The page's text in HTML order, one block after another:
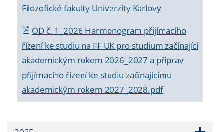
Filozofické fakulty Univerzity Karlovy
OD č. 1_2026 Harmonogram přijímacího
řízení ke studiu na FF UK pro studium začínající
akademickým rokem 2026_2027 a příprav
přijímacího řízení ke studiu začínajícímu
akademickým rokem 2027_2028.pdf